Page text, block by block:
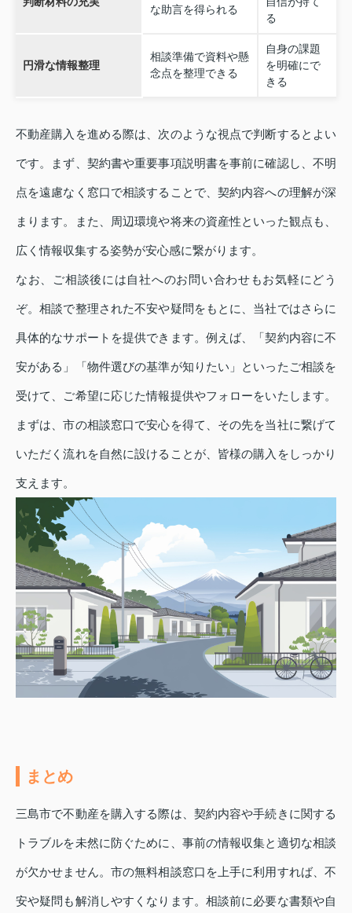
な助言を得られる
る
円滑な情報整理
相談準備で資料や懸
念点を整理できる
自身の課題
を明確にで
きる
不動産購入を進める際は、次のような視点で判断するとよい
です。まず、契約書や重要事項説明書を事前に確認し、不明
点を遠慮なく窓口で相談することで、契約内容への理解が深
まります。また、周辺環境や将来の資産性といった観点も、
広く情報収集する姿勢が安心感に繋がります。
なお、ご相談後には自社へのお問い合わせもお気軽にどう
ぞ。相談で整理された不安や疑問をもとに、当社ではさらに
具体的なサポートを提供できます。例えば、「契約内容に不
安がある」「物件選びの基準が知りたい」といったご相談を
受けて、ご希望に応じた情報提供やフォローをいたします。
まずは、市の相談窓口で安心を得て、その先を当社に繋げて
いただく流れを自然に設けることが、皆様の購入をしっかり
支えます。
まとめ
三島市で不動産を購入する際は、契約内容や手続きに関する
トラブルを未然に防ぐために、事前の情報収集と適切な相談
が欠かせません。市の無料相談窓口を上手に利用すれば、不
安や疑問も解消しやすくなります。相談前に必要な書類や自